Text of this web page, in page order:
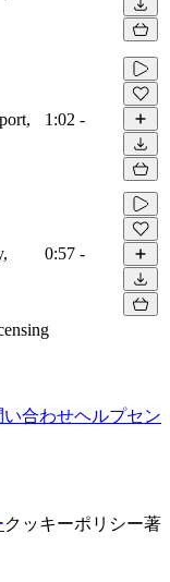
1:02 -
0:57 -
い合わせヘルプセン
クッキーポリシー著